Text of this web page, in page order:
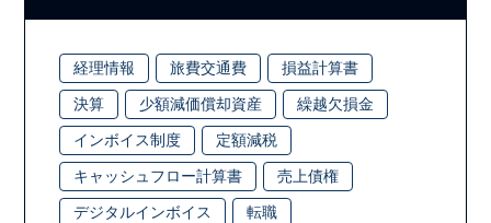
経理情報 旅費交通費 損益計算書
決算 少額減価償却資産 繰越欠損金
インボイス制度 定額減税
キャッシュフロー計算書 売上債権
デジタルインボイス 転職